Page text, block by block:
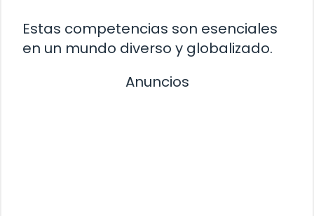
Estas competencias son esenciales
en un mundo diverso y globalizado.
Anuncios